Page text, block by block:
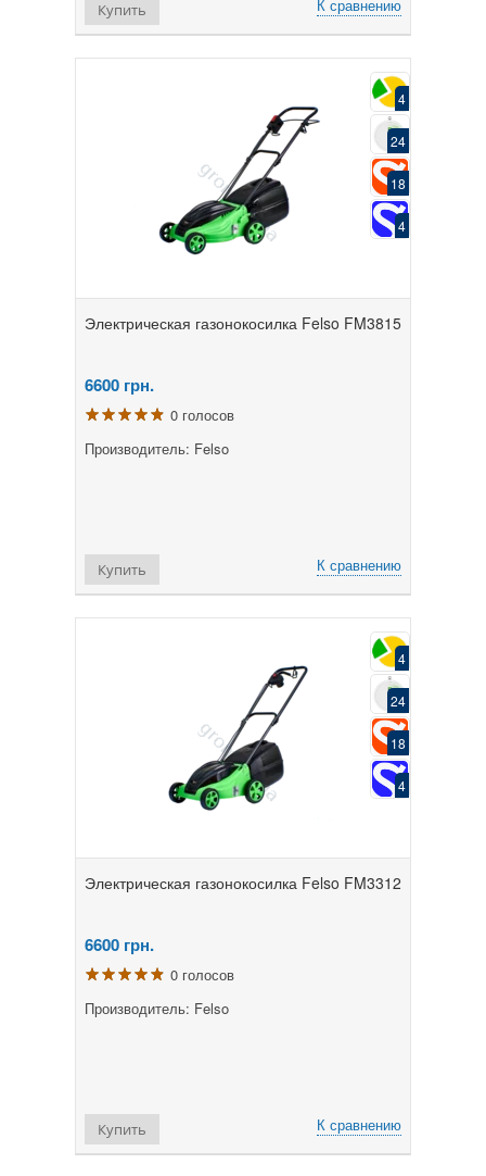
К сравнению
Купить
4
24
18
4
Электрическая газонокосилка Felso FM3815
6600 грн.
0 голосов
Производитель: Felso
К сравнению
Купить
4
24
18
4
Электрическая газонокосилка Felso FM3312
6600 грн.
0 голосов
Производитель: Felso
К сравнению
Купить